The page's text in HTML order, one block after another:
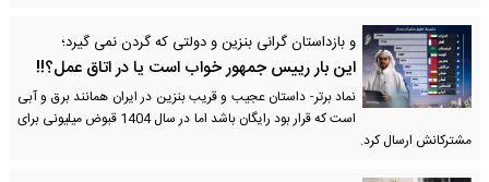
و بازداستان گرانی بنزین و دولتی که گردن نمی گیرد؛
این بار رییس جمهور خواب است یا در اتاق عمل؟!!
نماد برتر- داستان عجیب و قریب بنزین در ایران همانند برق و آبی
است که قرار بود رایگان باشد اما در سال 1404 قبوض میلیونی برای
مشترکانش ارسال کرد.